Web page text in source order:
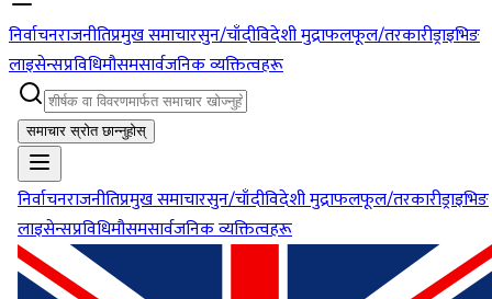
निर्वाचनराजनीतिप्रमुख समाचारसुन/चाँदीविदेशी मुद्राफलफूल/तरकारीड्राइभिङ
लाइसेन्सप्रविधिमौसमसार्वजनिक व्यक्तित्वहरू
समाचार स्रोत छान्नुहोस्
निर्वाचनराजनीतिप्रमुख समाचारसुन/चाँदीविदेशी मुद्राफलफूल/तरकारीड्राइभिङ
लाइसेन्सप्रविधिमौसमसार्वजनिक व्यक्तित्वहरू